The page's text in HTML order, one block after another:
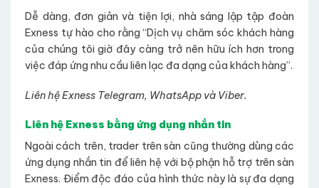
Dễ dàng, đơn giản và tiện lợi, nhà sáng lập tập đoàn
Exness tự hào cho rằng “Dịch vụ chăm sóc khách hàng
của chúng tôi giờ đây càng trở nên hữu ích hơn trong
việc đáp ứng nhu cầu liên lạc đa dạng của khách hàng”.
Liên hệ Exness Telegram, WhatsApp và Viber.
Liên hệ Exness bằng ứng dụng nhắn tin
Ngoài cách trên, trader trên sàn cũng thường dùng các
ứng dụng nhắn tin để liên hệ với bộ phận hỗ trợ trên sàn
Exness. Điểm độc đáo của hình thức này là sự đa dạng